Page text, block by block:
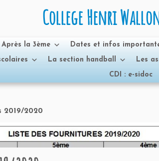
College Henri
Après la 3ème Dates et infos
La section handball Les
CDI : e-sidoc
2019/2020